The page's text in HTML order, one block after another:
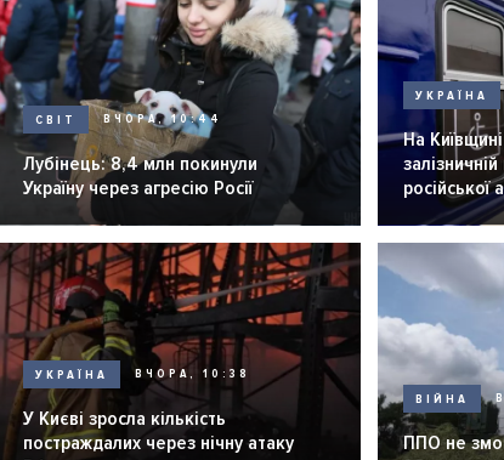
СВІТ ВЧОРА, 10:44
Лубінець: 8,4 млн покинули
Україну через агресію Росії
УКРАЇНА
На
російської
УКРАЇНА ВЧОРА, 10:38
У Києві зросла кількість
постраждалих через нічну атаку
ВІЙНА
ППО не